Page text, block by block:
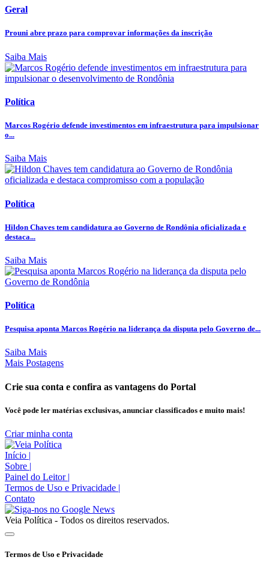
Geral
Prouni abre prazo para comprovar informações da inscrição
Saiba Mais
Política
Marcos Rogério defende investimentos em infraestrutura para impulsionar
o...
Saiba Mais
Política
Hildon Chaves tem candidatura ao Governo de Rondônia oficializada e
destaca...
Saiba Mais
Política
Pesquisa aponta Marcos Rogério na liderança da disputa pelo Governo de...
Saiba Mais
Mais Postagens
Crie sua conta e confira as vantagens do Portal
Você pode ler matérias exclusivas, anunciar classificados e muito mais!
Criar minha conta
Início |
Sobre |
Painel do Leitor |
Termos de Uso e Privacidade |
Contato
Veia Política - Todos os direitos reservados.
Termos de Uso e Privacidade